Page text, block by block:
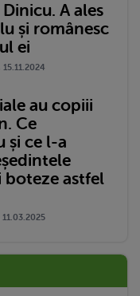
A ales
și românesc
ei
15.11.2024
au copiii
Ce
și ce l-a
boteze astfel
11.03.2025